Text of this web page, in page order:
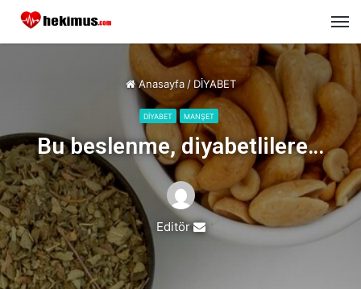
Anasayfa / DİYABET
DİYABET MANŞET
Bu beslenme, diyabetlilere…
Editör
Send